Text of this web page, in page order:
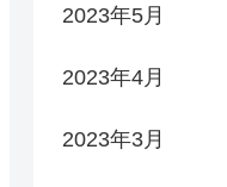
2023年5月
2023年4月
2023年3月